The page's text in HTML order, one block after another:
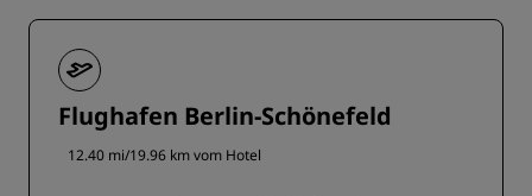
Flughafen Berlin-Schönefeld
12.40 mi/19.96 km vom Hotel